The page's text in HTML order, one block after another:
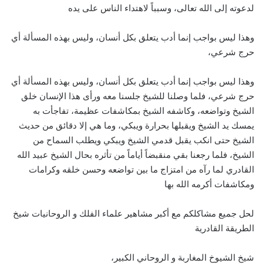
لدعوته إلى الله تعالى، وسبباً لاهتداء الناس على يده
وهذا ليس بواجب إنما أدب يتعلق بكل أنسان، وليس بهذه المسألة أي
حرج شرعي،
وهذا ليس بواجب إنما أدب يتعلق بكل أنسان، وليس بهذه المسألة أي
حرج شرعي، فلما وصلنا للشيخ جلسنا معه ورأى هذا الإنسان خلق
الشيخ وتواضعه، وكاشفه الشيخ بمكاشفات عظيمة، تفاجأت به
يمسك يد الشيخ ويقبلها بحرارة ويبكي، وما هي إلا دقائق من حديث
الشيخ حتى انكب يقبل قدمي الشيخ ويبكي ويطلب السماح من
الشيخ، فلما رجعنا بقي منقبضاً أياماً من تأثره بحال الشيخ عبيد الله
القادري لما رآه من امتزاج ما بين تواضعه وحسن خلقه وكرامات
ومكاشفات أكرمه الله بها
لحل جميع مشاكلكم مع أكبر مشاهير علماء الفلك و الروحانيات شيخ
الطريقة القادرية
شيخ الشيوخ المغاربة و الروحاني الكبير،